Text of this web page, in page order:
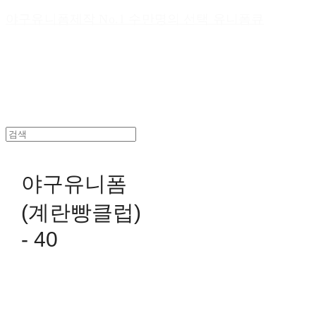
야구유니폼
(계란빵클럽)
- 40